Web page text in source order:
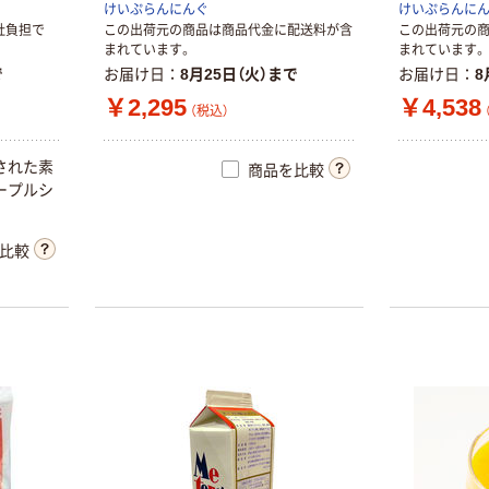
負担で
れた素
プルシ
較
けいぷらんにんぐ
この出荷元の商品は商品代金に配送料が含
まれています。
お届け日 8月25日（火）まで
￥2,295 （税込）
商品を比較
けいぷらんに
この出荷元の
まれています。
お届け日 8
￥4,538